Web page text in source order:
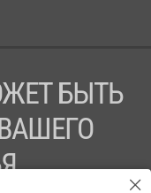
БЫТЬ